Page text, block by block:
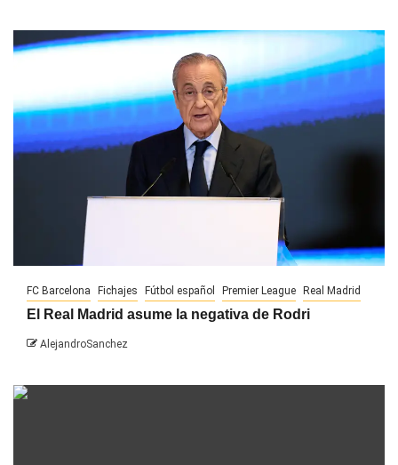
FC Barcelona Fichajes Fútbol español Premier League Real Madrid
El Real Madrid asume la negativa de Rodri
AlejandroSanchez